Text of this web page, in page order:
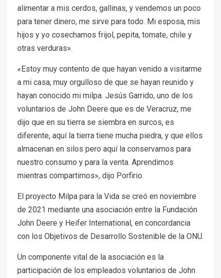
alimentar a mis cerdos, gallinas, y vendemos un poco
para tener dinero, me sirve para todo. Mi esposa, mis
hijos y yo cosechamos frijol, pepita, tomate, chile y
otras verduras».
«Estoy muy contento de que hayan venido a visitarme
a mi casa, muy orgulloso de que se hayan reunido y
hayan conocido mi milpa. Jesús Garrido, uno de los
voluntarios de John Deere que es de Veracruz, me
dijo que en su tierra se siembra en surcos, es
diferente, aquí la tierra tiene mucha piedra, y que ellos
almacenan en silos pero aquí la conservamos para
nuestro consumo y para la venta. Aprendimos
mientras compartimos», dijo Porfirio.
El proyecto Milpa para la Vida se creó en noviembre
de 2021 mediante una asociación entre la Fundación
John Deere y Heifer International, en concordancia
con los Objetivos de Desarrollo Sostenible de la ONU.
Un componente vital de la asociación es la
participación de los empleados voluntarios de John